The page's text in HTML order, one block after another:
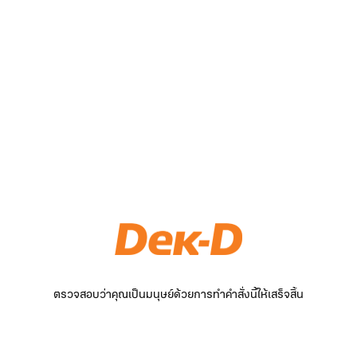
ตรวจสอบว่าคุณเป็นมนุษย์ด้วยการทำคำสั่งนี้ให้เสร็จสิ้น